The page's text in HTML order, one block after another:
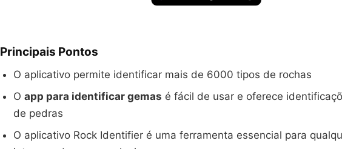
Principais Pontos
O aplicativo permite identificar mais de 6000 tipos de rochas
O app para identificar gemas é fácil de usar e oferece
de pedras
O aplicativo Rock Identifier é uma ferramenta essencial para